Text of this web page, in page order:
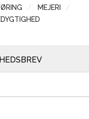
MEJERI